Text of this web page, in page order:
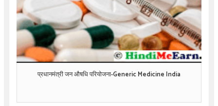
प्रधानमंत्री जन औषधि परियोजना-Generic Medicine India